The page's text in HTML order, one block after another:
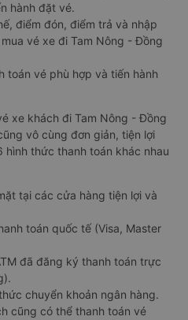
hành đặt vé.
điểm đón, điểm trả và nhập
vé xe đi Tam Nông - Đồng
toán vé phù hợp và tiến hành
xe khách đi Tam Nông - Đồng
vô cùng đơn giản, tiện lợi
hình thức thanh toán khác nhau
tại các cửa hàng tiện lợi và
toán quốc tế (Visa, Master
đã đăng ký thanh toán trực
chuyển khoản ngân hàng.
cũng có thể thanh toán vé